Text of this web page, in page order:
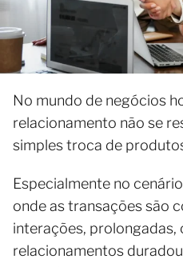
No mundo de negócios
relacionamento não se
simples troca de
Especialmente no
onde as transações são
interações, prolongadas,
relacionamentos